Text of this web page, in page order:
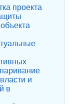
проекта
и
в